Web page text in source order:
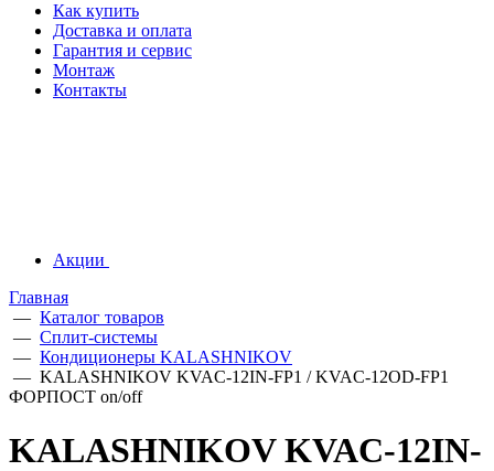
Как купить
Доставка и оплата
Гарантия и сервис
Монтаж
Контакты
Акции
Главная
— Каталог товаров
— Сплит-системы
— Кондиционеры KALASHNIKOV
— KALASHNIKOV KVAC-12IN-FP1 / KVAC-12OD-FP1
ФОРПОСТ on/off
KALASHNIKOV KVAC-12IN-